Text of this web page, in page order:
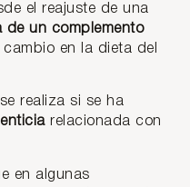
el reajuste de una
de un complemento
en la dieta del
realiza si se ha
relacionada con
en algunas